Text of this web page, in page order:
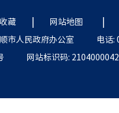
藏 | 网站地图 |
市人民政府办公室
电话:
网站标识码: 2104000042